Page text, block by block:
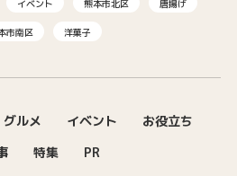
イベント 熊本市北区 唐揚げ
市南区 洋菓子
グルメ イベント
お役立ち
特集 PR